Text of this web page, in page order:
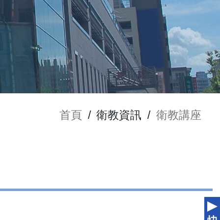
首頁 / 衛教資訊 / 衛教講座